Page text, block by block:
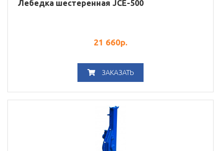
Лебедка шестеренная JCE-500
21 660р.
ЗАКАЗАТЬ